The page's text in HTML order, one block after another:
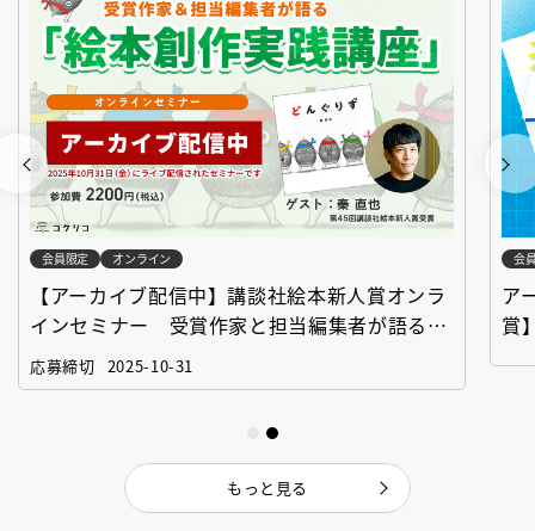
会員限定 オンライン
【アーカイブ配信中】講談社絵本新人賞オンラ
インセミナー 受賞作家と担当編集者が語る
「絵本創作実践講座」
応募締切 2025-10-31
会
ア
賞
もっと見る